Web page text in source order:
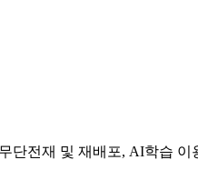
단전재 및 재배포, AI학습 이